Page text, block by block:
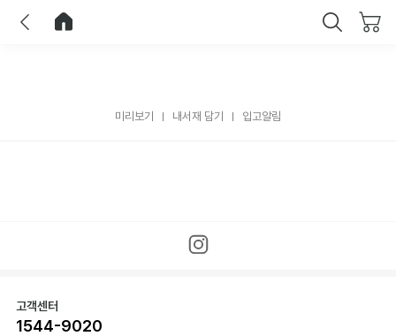
미리보기 내서재 담기 입고알림
고객센터
1544-9020